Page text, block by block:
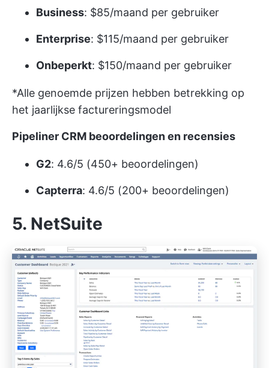
Business: $85/maand per gebruiker
Enterprise: $115/maand per gebruiker
Onbeperkt: $150/maand per gebruiker
*Alle genoemde prijzen hebben betrekking op
het jaarlijkse factureringsmodel
Pipeliner CRM beoordelingen en recensies
G2: 4.6/5 (450+ beoordelingen)
Capterra: 4.6/5 (200+ beoordelingen)
5. NetSuite